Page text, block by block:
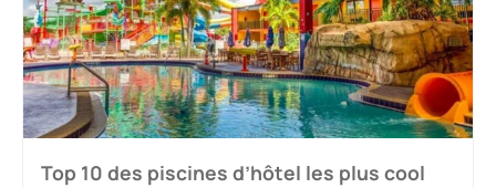
Top 10 des piscines d’hôtel les plus cool